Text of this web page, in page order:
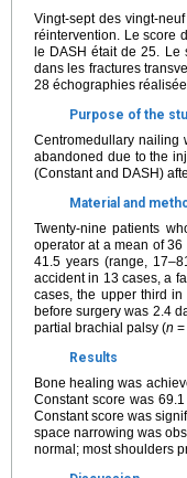
Vingt-sept des vingt-
réintervention. Le score
le DASH était de 25.
dans les fractures
28 échographies
Purpose of the
Centromedullary nailing
abandoned due to the
(Constant and DASH)
Material and
Twenty-nine patients
operator at a mean of
41.5 years (range,
accident in 13 cases, a
cases, the upper third
before surgery was 2.4
partial brachial palsy (n
Results
Bone healing was
Constant score was
Constant score was
space narrowing was
normal; most shoulders